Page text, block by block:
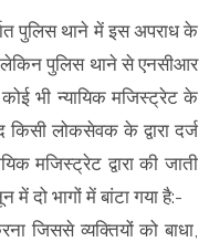
पुलिस थाने में इस अपराध के
लेकिन पुलिस थाने से एनसीआर
भी न्यायिक मजिस्ट्रेट के
किसी लोकसेवक के द्वारा दर्ज
मजिस्ट्रेट द्वारा की जाती
दो भागों में बांटा गया है:-
व्यक्तियों को बाधा,